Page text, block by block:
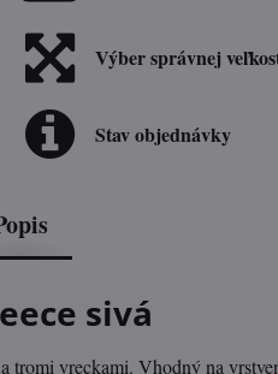
Výber správnej
Stav objednávky
sivá
vreckami. Vhodný na